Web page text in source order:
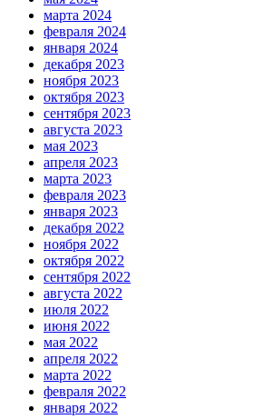
марта 2024
февраля 2024
января 2024
декабря 2023
ноября 2023
октября 2023
сентября 2023
августа 2023
мая 2023
апреля 2023
марта 2023
февраля 2023
января 2023
декабря 2022
ноября 2022
октября 2022
сентября 2022
августа 2022
июля 2022
июня 2022
мая 2022
апреля 2022
марта 2022
февраля 2022
января 2022